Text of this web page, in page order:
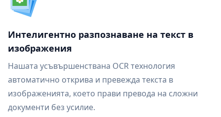
Интелигентно разпознаване на текст в
изображения
Нашата усъвършенствана OCR технология
автоматично открива и превежда текста в
изображенията, което прави превода на сложни
документи без усилие.